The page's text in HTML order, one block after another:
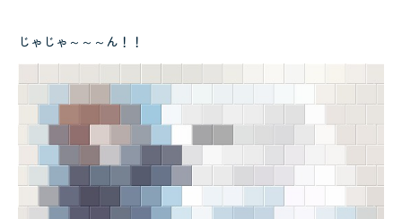
じゃじゃ～～～ん！！